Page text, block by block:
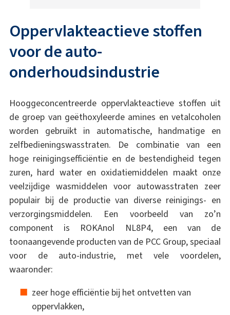
Oppervlakteactieve stoffen
voor de auto-
onderhoudsindustrie
Hooggeconcentreerde oppervlakteactieve stoffen uit
de groep van geëthoxyleerde amines en vetalcoholen
worden gebruikt in automatische, handmatige en
zelfbedieningswasstraten. De combinatie van een
hoge reinigingsefficiëntie en de bestendigheid tegen
zuren, hard water en oxidatiemiddelen maakt onze
veelzijdige wasmiddelen voor autowasstraten zeer
populair bij de productie van diverse reinigings- en
verzorgingsmiddelen. Een voorbeeld van zo’n
component is ROKAnol NL8P4, een van de
toonaangevende producten van de PCC Group, speciaal
voor de auto-industrie, met vele voordelen,
waaronder:
zeer hoge efficiëntie bij het ontvetten van
oppervlakken,